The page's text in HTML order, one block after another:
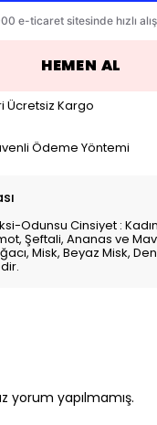
HEMEN AL
Ücretsiz Kargo
Ödeme Yöntemi
Odunsu Cinsiyet :
Şeftali, Ananas ve
Misk, Beyaz Misk,
yorum yapılmamış.